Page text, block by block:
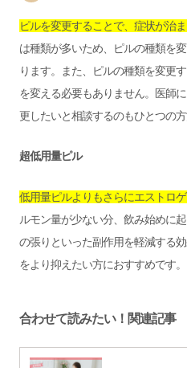
ピルを変更することで、症状が治
は種類が多いため、ピルの種類を
ります。また、ピルの種類を変更
を変える必要もありません。医師
更したいと相談するのもひとつの方
超低用量ピル
低用量ピルよりもさらにエストロ
ルモン量が少ない分、飲み始めに
の張りといった副作用を軽減する
をより抑えたい方におすすめです。
合わせて読みたい！関連記事